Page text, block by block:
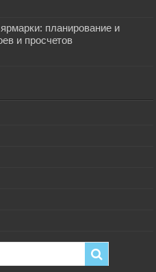
планирование и
и просчетов